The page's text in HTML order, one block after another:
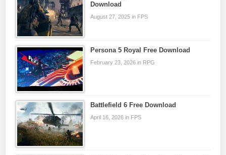
Download
August 27, 2025 in FPS
Persona 5 Royal Free Download
February 23, 2026 in RPG
Battlefield 6 Free Download
April 16, 2026 in FPS